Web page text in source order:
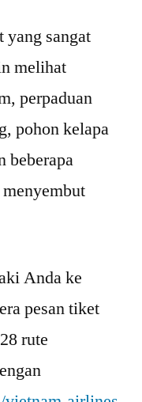
yang sangat
melihat
perpaduan
pohon kelapa
beberapa
Anda ke
pesan tiket
rute